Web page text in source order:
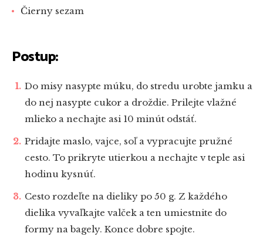
Čierny sezam
Postup:
Do misy nasypte múku, do stredu urobte jamku a
do nej nasypte cukor a droždie. Prilejte vlažné
mlieko a nechajte asi 10 minút odstáť.
Pridajte maslo, vajce, soľ a vypracujte pružné
cesto. To prikryte utierkou a nechajte v teple asi
hodinu kysnúť.
Cesto rozdeľte na dieliky po 50 g. Z každého
dielika vyvaľkajte valček a ten umiestnite do
formy na bagely. Konce dobre spojte.